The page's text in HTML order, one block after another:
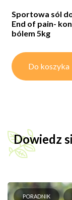
Sportowa sól
End of pain-
bólem 5kg
Do koszyka
Dowiedz
PORADNIK